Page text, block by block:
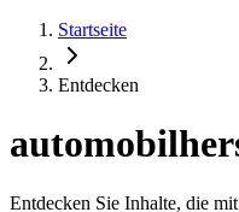
Startseite
Entdecken
Entdecken Sie Inhalte, die